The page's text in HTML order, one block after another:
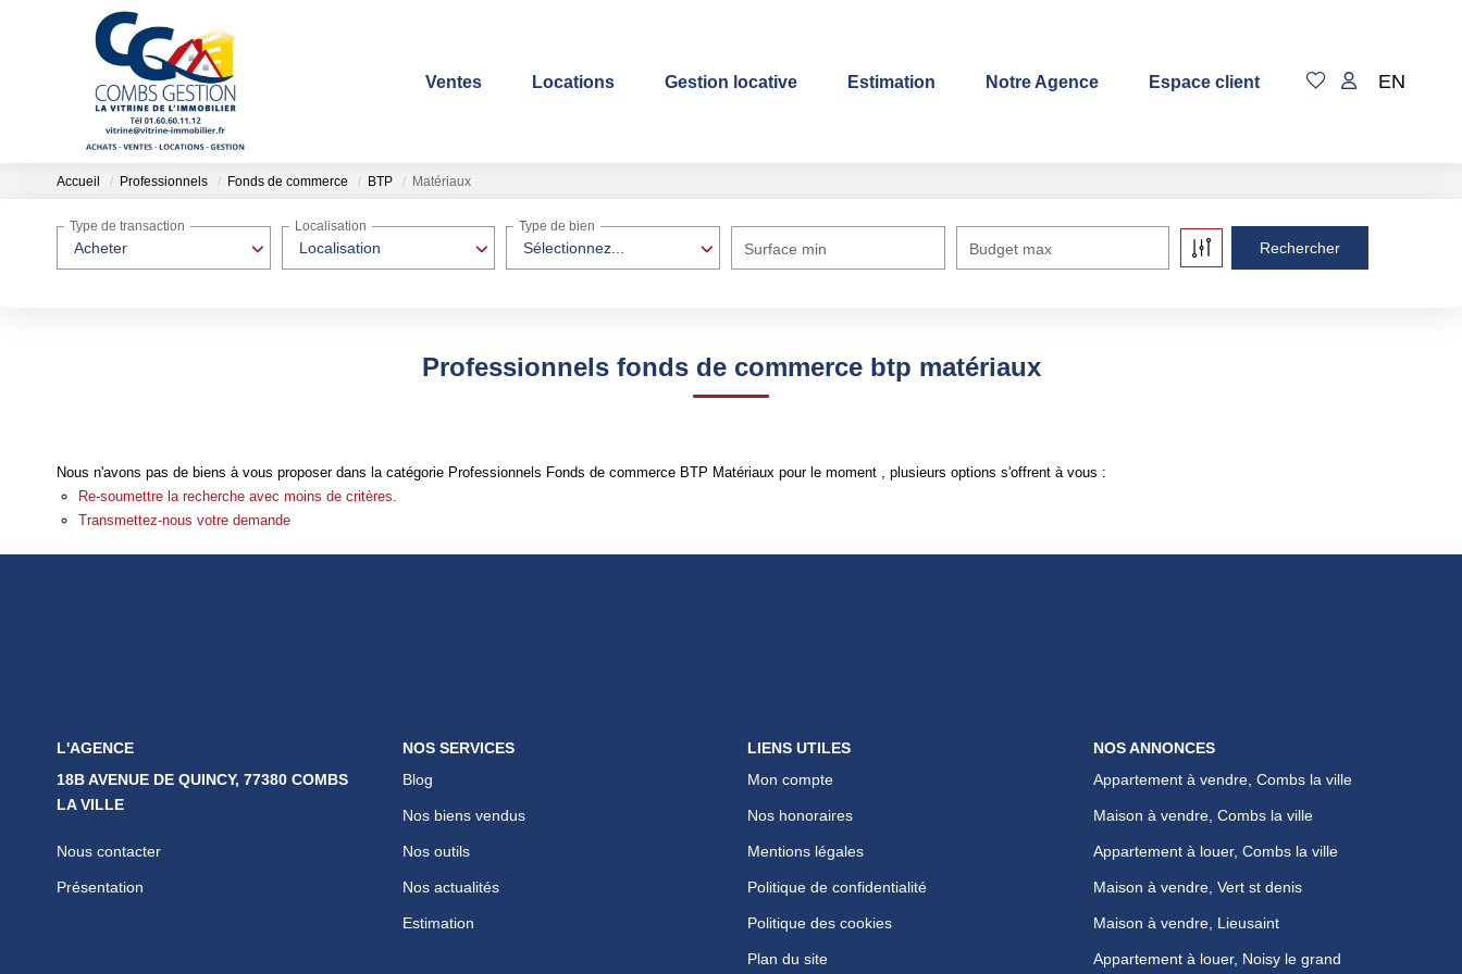
Ventes Locations Gestion locative Estimation Notre Agence Espace client EN
Accueil Professionnels Fonds de commerce BTP Matériaux
Acheter
Type de transaction
Localisation
Localisation
Sélectionnez...
Type de bien
Surface min Budget max
Professionnels fonds de commerce btp matériaux
Nous n'avons pas de biens à vous proposer dans la catégorie Professionnels Fonds de commerce BTP Matériaux pour le moment , plusieurs options s'offrent à vous :
Re-soumettre la recherche avec moins de critères.
Transmettez-nous votre demande
L'AGENCE
18B AVENUE DE QUINCY, 77380 COMBS
LA VILLE
Nous contacter
Présentation
NOS SERVICES
Blog
Nos biens vendus
Nos outils
Nos actualités
Estimation
LIENS UTILES
Mon compte
Nos honoraires
Mentions légales
Politique de confidentialité
Politique des cookies
Plan du site
NOS ANNONCES
Appartement à vendre, Combs la ville
Maison à vendre, Combs la ville
Appartement à louer, Combs la ville
Maison à vendre, Vert st denis
Maison à vendre, Lieusaint
Appartement à louer, Noisy le grand